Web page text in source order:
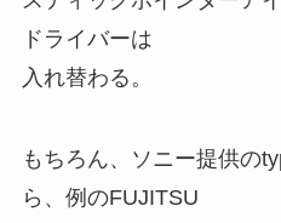
ドライバーは
入れ替わる。
もちろん、ソニー提供の
ら、例のFUJITSU